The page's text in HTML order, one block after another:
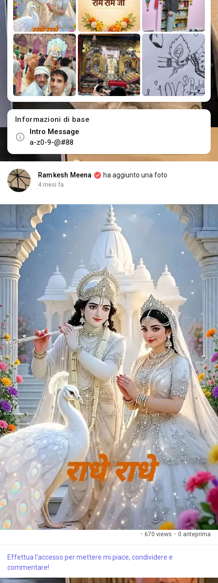
Talkfever App
Informazioni di base
Intro Message
a-z0-9-@#88
Ramkesh Meena ha aggiunto una foto
4 mesi fa
· 670 views · 0 anteprima
Effettua l'accesso per mettere mi piace, condividere e
commentare!